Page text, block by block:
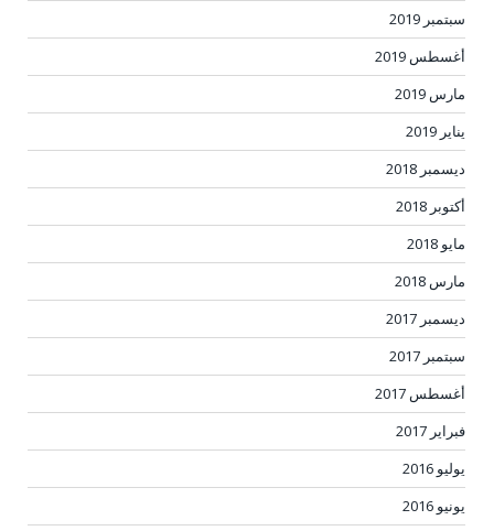
سبتمبر 2019
أغسطس 2019
مارس 2019
يناير 2019
ديسمبر 2018
أكتوبر 2018
مايو 2018
مارس 2018
ديسمبر 2017
سبتمبر 2017
أغسطس 2017
فبراير 2017
يوليو 2016
يونيو 2016